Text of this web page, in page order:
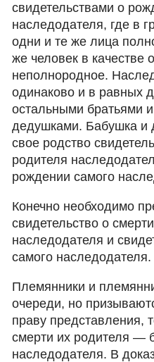
свидетельствами о
наследодателя, где в
одни и те же лица
же человек в качестве
неполнородное.
одинаково и в равных
остальными братьями
дедушками. Бабушка и
свое родство
родителя
рождении самого
Конечно необходимо
свидетельство о
наследодателя и
самого наследодателя.
Племянники и
очереди, но
праву представления,
смерти их родителя —
наследодателя. В